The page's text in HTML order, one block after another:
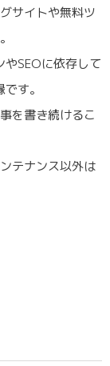
サイトや無料ツ
SEOに依存して
す。
を書き続けるこ
テナンス以外は